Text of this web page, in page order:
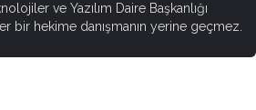
ve Yazılım Daire Başkanlığı
bir hekime danışmanın yerine geçmez.